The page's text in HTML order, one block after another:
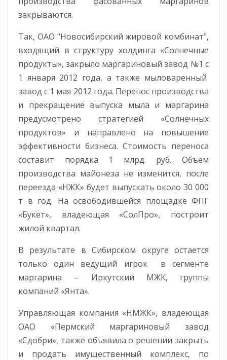
закрываются.
Так, ОАО "Новосибирский жировой комбинат",
входящий в структуру холдинга «Солнечные
продукты», закрыло маргариновый завод №1 с
1 января 2012 года, а также мыловаренный
завод с 1 мая 2012 года. Перенос производства
и прекращение выпуска мыла и маргарина
предусмотрено стратегией «Солнечных
продуктов» и направлено на повышение
эффективности бизнеса. Стоимость переноса
составит порядка 1 млрд. руб. Объем
производства майонеза не изменится, после
переезда «НЖК» будет выпускать около 30 000
т в год. На освободившейся площадке ФПГ
«Букет», владеющая «СолПро», построит
жилой квартал.
В результате в Сибирском округе остается
только один ведущий игрок в сегменте
маргарина – Иркутский МЖК, группы
компаний «Янта».
Управляющая компания «НМЖК», владеющая
ОАО «Пермский маргариновый завод
«Сдобри», также объявила о решении закрыть
и продать имущественный комплекс, по